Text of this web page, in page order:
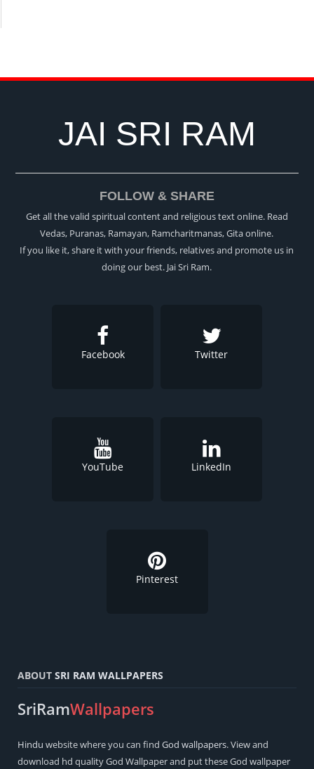
JAI SRI RAM
FOLLOW & SHARE
Get all the valid spiritual content and religious text online. Read
Vedas, Puranas, Ramayan, Ramcharitmanas, Gita online.
If you like it, share it with your friends, relatives and promote us in
doing our best. Jai Sri Ram.
Facebook Twitter
YouTube LinkedIn
Pinterest
ABOUT SRI RAM WALLPAPERS
SriRamWallpapers
Hindu website where you can find God wallpapers. View and
download hd quality God Wallpaper and put these God wallpaper